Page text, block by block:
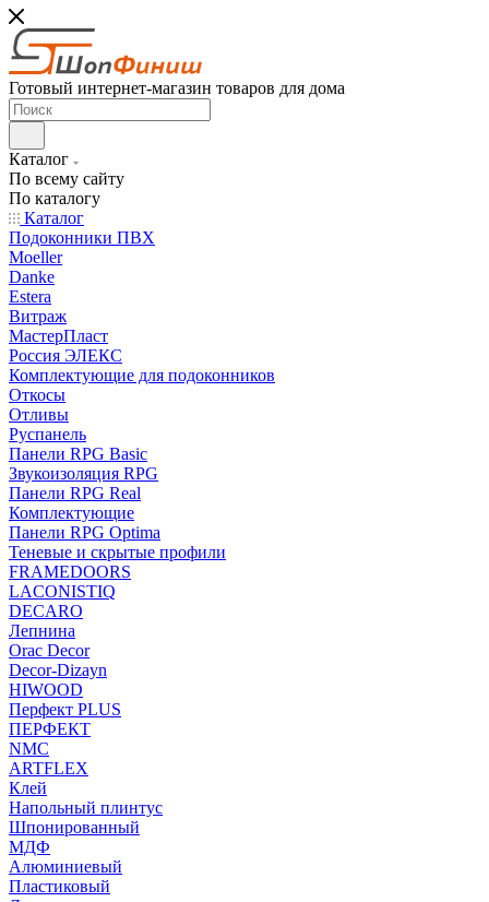
Готовый интернет-магазин товаров для дома
Каталог
По всему сайту
По каталогу
Каталог
Подоконники ПВХ
Moeller
Danke
Estera
Витраж
МастерПласт
Россия ЭЛЕКС
Комплектующие для подоконников
Откосы
Отливы
Руспанель
Панели RPG Basic
Звукоизоляция RPG
Панели RPG Real
Комплектующие
Панели RPG Optima
Теневые и скрытые профили
FRAMEDOORS
LACONISTIQ
DECARO
Лепнина
Orac Decor
Decor-Dizayn
HIWOOD
Перфект PLUS
ПЕРФЕКТ
NMC
ARTFLEX
Клей
Напольный плинтус
Шпонированный
МДФ
Алюминиевый
Пластиковый